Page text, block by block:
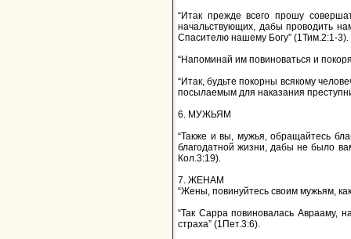
“Итак прежде всего прошу
начальствующих, дабы проводить
Спасителю нашему Богу” (1Тим.2:1-3).
“Напоминай им повиноваться и
“Итак, будьте покорны всякому
посылаемым для наказания
6. МУЖЬЯМ
“Также и вы, мужья, обращайтесь
благодатной жизни, дабы не было
Кол.3:19).
7. ЖЕНАМ
“Жены, повинуйтесь своим мужьям,
“Так Сарра повиновалась Аврааму,
страха” (1Пет.3:6).